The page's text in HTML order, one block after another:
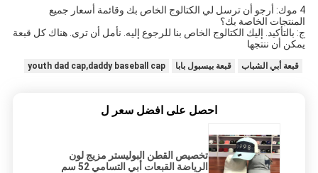
المنتجات الخاصة بك؟
يمكن أن ننتجها
قبعة أبي الشباب قبعة بيسبول بابا youth dad cap,daddy baseball cap
احصل على افضل سعر ل
تخصيص القطن البوليستر مزيج لون
الرياضة القبعات أبي التسامي 52 سم